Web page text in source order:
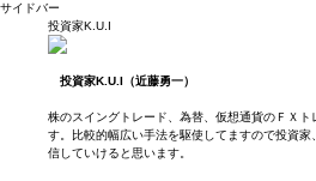
サイドバー
投資家K.U.I
投資家K.U.I（近藤勇一）
株のスイングトレード、為替、仮想通貨のＦＸ
す。比較的幅広い手法を駆使してますので投資
信していけると思います。